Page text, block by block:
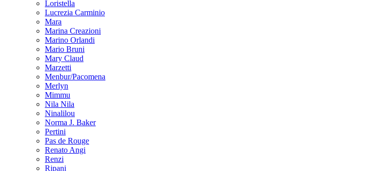
Loristella
Lucrezia Carminio
Mara
Marina Creazioni
Marino Orlandi
Mario Bruni
Mary Claud
Marzetti
Menbur/Pacomena
Merlyn
Mimmu
Nila Nila
Ninalilou
Norma J. Baker
Pertini
Pas de Rouge
Renato Angi
Renzi
Ripani